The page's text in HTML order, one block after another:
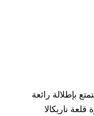
بإطلالة رائعة
ناريكالا